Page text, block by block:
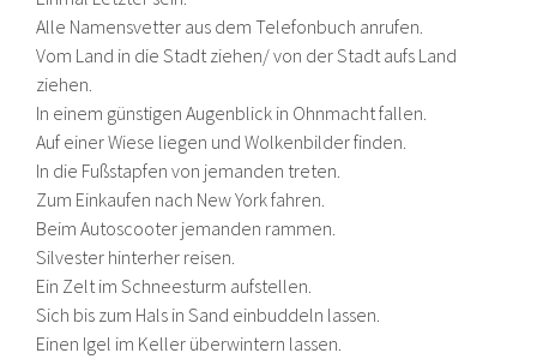
Alle Namensvetter aus dem Telefonbuch anrufen.
Vom Land in die Stadt ziehen/ von der Stadt aufs Land
ziehen.
In einem günstigen Augenblick in Ohnmacht fallen.
Auf einer Wiese liegen und Wolkenbilder finden.
In die Fußstapfen von jemanden treten.
Zum Einkaufen nach New York fahren.
Beim Autoscooter jemanden rammen.
Silvester hinterher reisen.
Ein Zelt im Schneesturm aufstellen.
Sich bis zum Hals in Sand einbuddeln lassen.
Einen Igel im Keller überwintern lassen.